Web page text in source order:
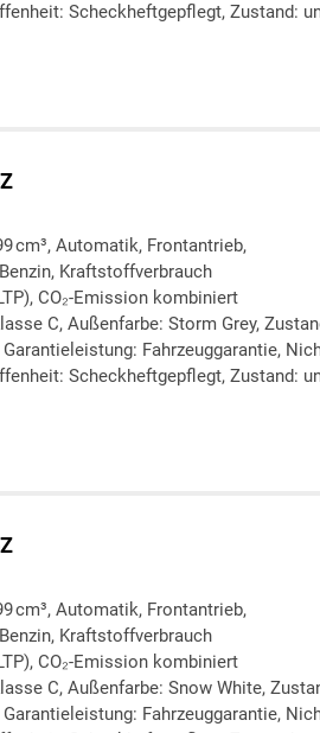
Scheckheftgepflegt, Zustand:
drucken
oder vergleichen
cm³, Automatik, Frontantrieb,
Kraftstoffverbrauch
CO₂-Emission kombiniert
C, Außenfarbe: Storm Grey,
Fahrzeuggarantie,
Scheckheftgepflegt, Zustand:
drucken
oder vergleichen
cm³, Automatik, Frontantrieb,
Kraftstoffverbrauch
CO₂-Emission kombiniert
C, Außenfarbe: Snow White,
Fahrzeuggarantie,